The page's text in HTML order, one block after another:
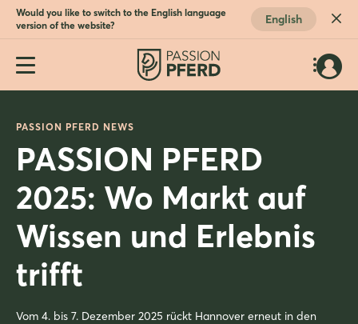
Would you like to switch to the English language
version of the website?
English
PASSION PFERD NEWS
PASSION PFERD
2025: Wo Markt auf
Wissen und Erlebnis
trifft
Vom 4. bis 7. Dezember 2025 rückt Hannover erneut in den